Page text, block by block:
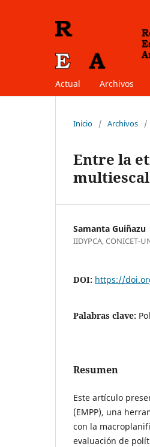
Actual Archivos
Inicio / Archivos /
Entre la
Samanta Guiñazu
IIDYPCA, CONICET-
DOI: https://
Palabras clave:
Resumen
Este artículo
(EMPP), una
con la
evaluación de